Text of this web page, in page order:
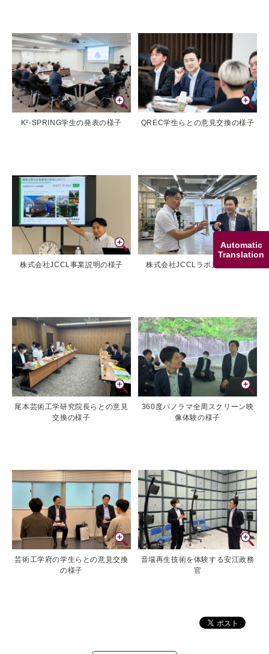
Automatic
Translation
K²-SPRING学生の発表の様子 QREC学生らとの意見交換の様子
株式会社JCCL事業説明の様子 株式会社JCCLラボ見学の様子
尾本芸術工学研究院長らとの意見
交換の様子
360度パノラマ全周スクリーン映
像体験の様子
芸術工学府の学生らとの意見交換
の様子
音場再生技術を体験する安江政務
官